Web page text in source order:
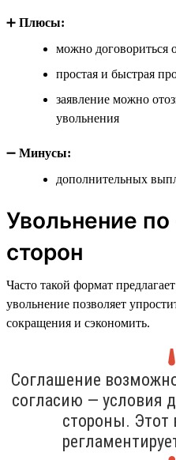
➕ Плюсы:
можно договориться
простая и быстрая
заявление можно
увольнения
➖ Минусы:
дополнительных
Увольнение
сторон
Часто такой формат
увольнение позволяет
сокращения и сэкономить.
Соглашение
согласию — условия
стороны. Этот